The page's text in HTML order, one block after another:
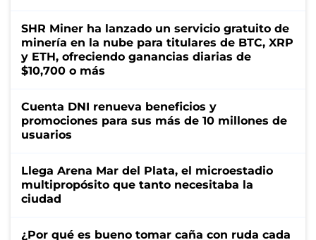
SHR Miner ha lanzado un servicio gratuito de
minería en la nube para titulares de BTC, XRP
y ETH, ofreciendo ganancias diarias de
$10,700 o más
Cuenta DNI renueva beneficios y
promociones para sus más de 10 millones de
usuarios
Llega Arena Mar del Plata, el microestadio
multipropósito que tanto necesitaba la
ciudad
¿Por qué es bueno tomar caña con ruda cada